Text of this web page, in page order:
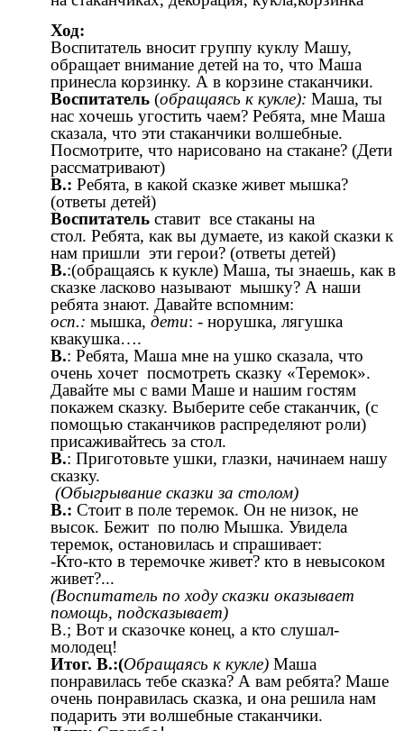
Ход:
Воспитатель вносит группу куклу Машу,
обращает внимание детей на то, что Маша
принесла корзинку. А в корзине стаканчики.
Воспитатель (обращаясь к кукле): Маша, ты
нас хочешь угостить чаем? Ребята, мне Маша
сказала, что эти стаканчики волшебные.
Посмотрите, что нарисовано на стакане? (Дети
рассматривают)
В.: Ребята, в какой сказке живет мышка?
(ответы детей)
Воспитатель ставит все стаканы на
стол. Ребята, как вы думаете, из какой сказки к
нам пришли эти герои? (ответы детей)
В.:(обращаясь к кукле) Маша, ты знаешь, как в
сказке ласково называют мышку? А наши
ребята знают. Давайте вспомним:
осп.: мышка, дети: - норушка, лягушка
квакушка….
В.: Ребята, Маша мне на ушко сказала, что
очень хочет посмотреть сказку «Теремок».
Давайте мы с вами Маше и нашим гостям
покажем сказку. Выберите себе стаканчик, (с
помощью стаканчиков распределяют роли)
присаживайтесь за стол.
В.: Приготовьте ушки, глазки, начинаем нашу
сказку.
(Обыгрывание сказки за столом)
В.: Стоит в поле теремок. Он не низок, не
высок. Бежит по полю Мышка. Увидела
теремок, остановилась и спрашивает:
-Кто-кто в теремочке живет? кто в невысоком
живет?...
(Воспитатель по ходу сказки оказывает
помощь, подсказывает)
В.; Вот и сказочке конец, а кто слушал-
молодец!
Итог. В.:(Обращаясь к кукле) Маша
понравилась тебе сказка? А вам ребята? Маше
очень понравилась сказка, и она решила нам
подарить эти волшебные стаканчики.